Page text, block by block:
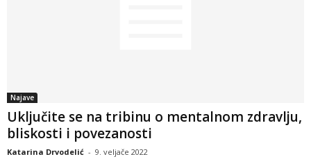
Najave
Uključite se na tribinu o mentalnom zdravlju,
bliskosti i povezanosti
Katarina Drvodelić - 9. veljače 2022